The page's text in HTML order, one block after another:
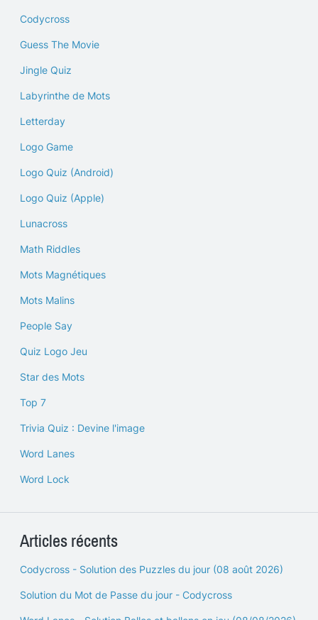
Codycross
Guess The Movie
Jingle Quiz
Labyrinthe de Mots
Letterday
Logo Game
Logo Quiz (Android)
Logo Quiz (Apple)
Lunacross
Math Riddles
Mots Magnétiques
Mots Malins
People Say
Quiz Logo Jeu
Star des Mots
Top 7
Trivia Quiz : Devine l'image
Word Lanes
Word Lock
Articles récents
Codycross - Solution des Puzzles du jour (08 août 2026)
Solution du Mot de Passe du jour - Codycross